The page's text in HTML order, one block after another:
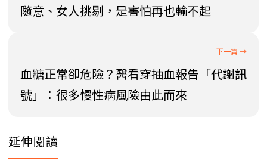
隨意、女人挑剔，是害怕再也輸不起
血糖正常卻危險？醫看穿抽血報告「代謝訊
號」：很多慢性病風險由此而來
延伸閱讀